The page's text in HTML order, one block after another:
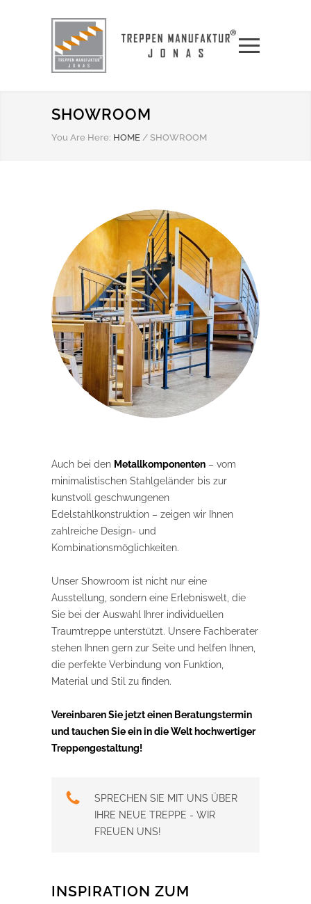
SHOWROOM
You Are Here: HOME / SHOWROOM
Auch bei den Metallkomponenten – vom
minimalistischen Stahlgeländer bis zur
kunstvoll geschwungenen
Edelstahlkonstruktion – zeigen wir Ihnen
zahlreiche Design- und
Kombinationsmöglichkeiten.
Unser Showroom ist nicht nur eine
Ausstellung, sondern eine Erlebniswelt, die
Sie bei der Auswahl Ihrer individuellen
Traumtreppe unterstützt. Unsere Fachberater
stehen Ihnen gern zur Seite und helfen Ihnen,
die perfekte Verbindung von Funktion,
Material und Stil zu finden.
Vereinbaren Sie jetzt einen Beratungstermin
und tauchen Sie ein in die Welt hochwertiger
Treppengestaltung!
SPRECHEN SIE MIT UNS ÜBER
IHRE NEUE TREPPE - WIR
FREUEN UNS!
INSPIRATION ZUM